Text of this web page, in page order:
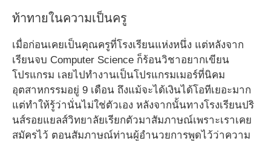
ท้าทายในความเป็นครู
เมื่อก่อนเคยเป็นคุณครูที่โรงเรียนแห่งหนึ่ง แต่หลังจาก
เรียนจบ Computer Science ก็ร้อนวิชาอยากเขียน
โปรแกรม เลยไปทำงานเป็นโปรแกรมเมอร์ที่นิคม
อุตสาหกรรมอยู่ 9 เดือน ถึงแม้จะได้เงินได้โอทีเยอะมาก
แต่ทำให้รู้ว่านั่นไม่ใช่ตัวเอง หลังจากนั้นทางโรงเรียนปริ
นส์รอยแยลส์วิทยาลัยเรียกตัวมาสัมภาษณ์เพราะเราเคย
สมัครไว้ ตอนสัมภาษณ์ท่านผู้อำนวยการพูดไว้ว่าความ